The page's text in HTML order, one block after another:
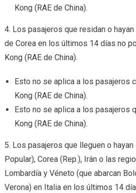
Kong (RAE de China).
4. Los pasajeros que residan o
de Corea en los últimos 14 días no
Kong (RAE de China).
Esto no se aplica a los pasajeros
Kong (RAE de China).
Esto no se aplica a los pasajeros
Kong (RAE de China).
5. Los pasajeros que lleguen o hayan
Popular), Corea (Rep.), Irán o las
Lombardía y Véneto (que abarcan
Verona) en Italia en los últimos 14